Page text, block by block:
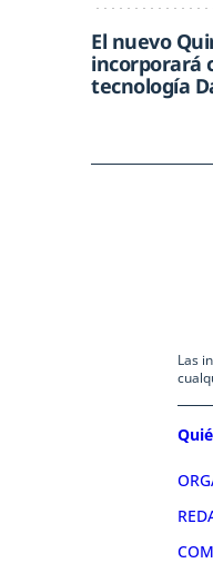
El nuevo
incorporará
tecnología
Las